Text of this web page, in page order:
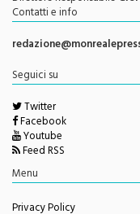
Direttore Responsabile
Contatti e info
Seguici su
Twitter
Facebook
Youtube
Feed RSS